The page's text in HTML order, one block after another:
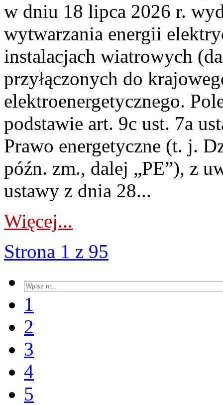
w dniu 18 lipca 2026 r.
wytwarzania energii
instalacjach wiatrowych
przyłączonych do
elektroenergetycznego.
podstawie art. 9c ust. 7a
Prawo energetyczne (t. j.
późn. zm., dalej „PE”), z
ustawy z dnia 28...
Więcej...
Strona 1 z 95
1
2
3
4
5